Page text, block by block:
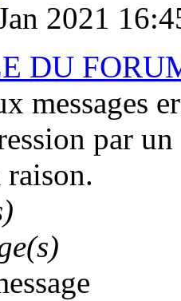
2021
DU
messages
par